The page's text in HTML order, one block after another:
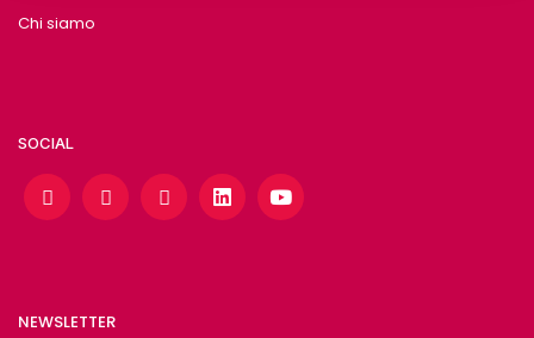
Chi siamo
SOCIAL
NEWSLETTER